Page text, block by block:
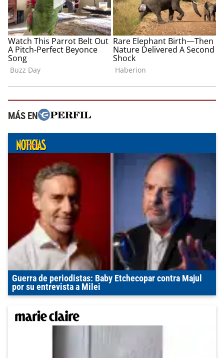
MÁS EN
Guerra de periodistas: Baby Etchecopar contra Majul
por su entrevista a Milei